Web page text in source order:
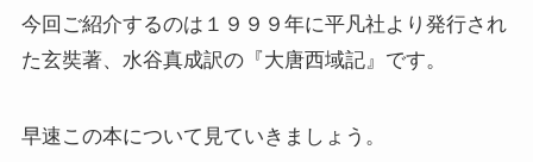
仏教コラム・法話
僧侶の日記
今回ご紹介するのは１９９９年に平凡社より発行され
た玄奘著、水谷真成訳の『大唐西域記』です。
早速この本について見ていきましょう。